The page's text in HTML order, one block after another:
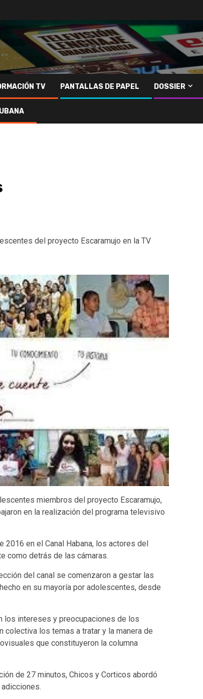
TV PANTALLAS DE PAPEL DOSSIER
del proyecto Escaramujo en la TV
miembros del proyecto Escaramujo,
en la realización del programa televisivo
2016 en el Canal Habana, los actores del
como detrás de las cámaras.
del canal se comenzaron a gestar las
en su mayoría por adolescentes, desde
los intereses y preocupaciones de los
los temas a tratar y la manera de
que constituyeron la columna
de 27 minutos, Chicos y Corticos abordó